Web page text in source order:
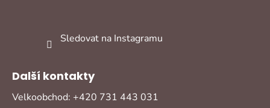
Sledovat na Instagramu
Další kontakty
Velkoobchod: +420 731 443 031